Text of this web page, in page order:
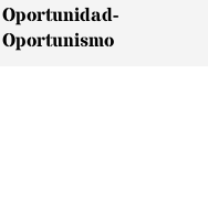
Oportunidad-
Oportunismo